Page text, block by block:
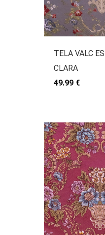
TELA VALC
CLARA
49.99 €